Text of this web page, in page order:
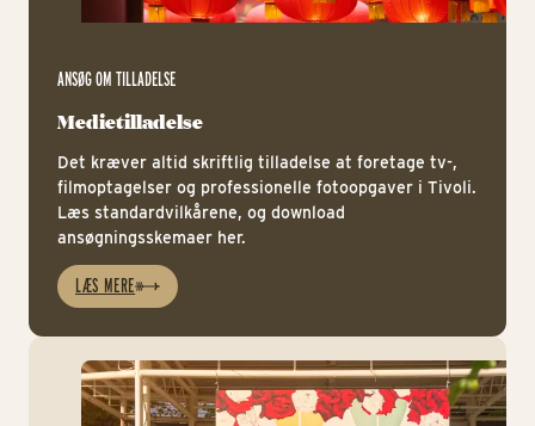
ANSØG OM TILLADELSE
Medietilladelse
Det kræver altid skriftlig tilladelse at foretage tv-,
filmoptagelser og professionelle fotoopgaver i Tivoli.
Læs standardvilkårene, og download
ansøgningsskemaer her.
LÆS MERE